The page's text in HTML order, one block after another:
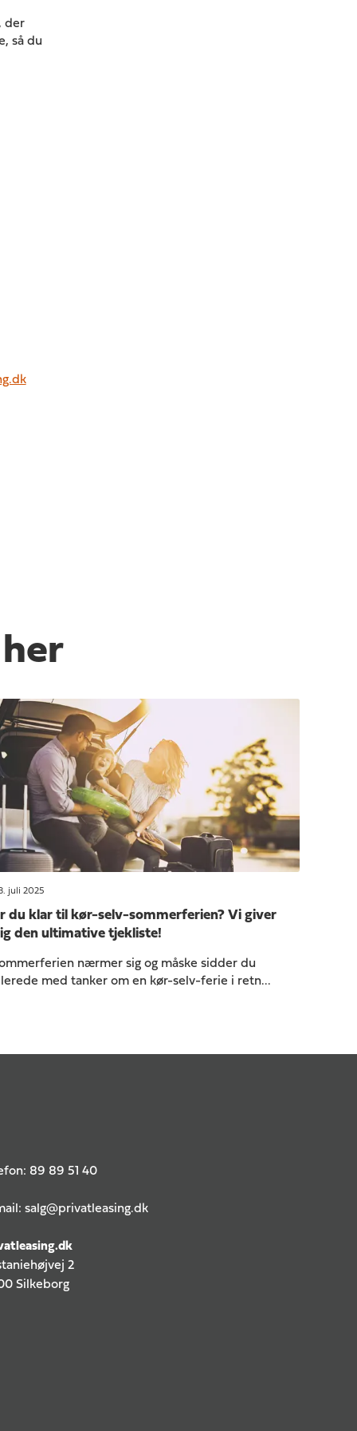
der
så du
juli 2025
du klar til kør-selv-sommerferien? Vi giver
den ultimative tjekliste!
nærmer sig og måske sidder du
med tanker om en kør-selv-ferie i retn...
89 89 51 40
salg@privatleasing.dk
2
Silkeborg